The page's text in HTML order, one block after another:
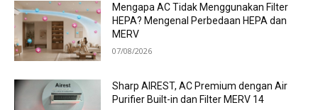
Mengapa AC Tidak Menggunakan Filter
HEPA? Mengenal Perbedaan HEPA dan
MERV
07/08/2026
Sharp AIREST, AC Premium dengan Air
Purifier Built-in dan Filter MERV 14